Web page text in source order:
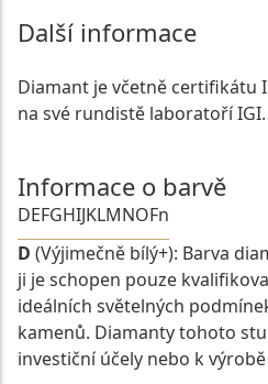
Další informace
Diamant je včetně certifikátu
na své rundistě laboratoří IGI.
Informace o barvě
DEFGHIJKLMNOFn
D (Výjimečně bílý+): Barva
ji je schopen pouze
ideálních světelných
kamenů. Diamanty tohoto
investiční účely nebo k